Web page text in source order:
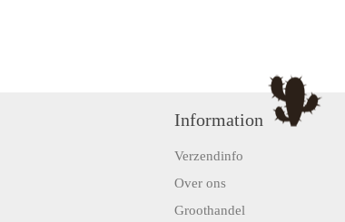
Information
Verzendinfo
Over ons
Groothandel